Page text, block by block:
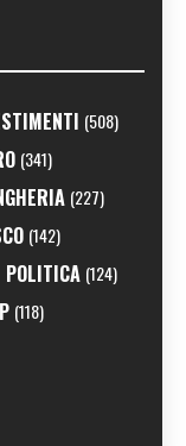
(508)
(341)
(227)
(142)
POLITICA (124)
(118)